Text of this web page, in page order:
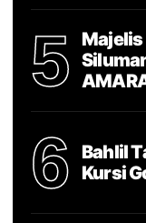
5
Majelis
6
Bahlil
Kursi